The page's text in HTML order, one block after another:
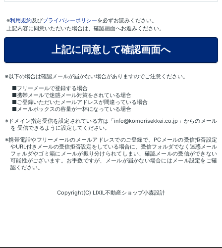
※利用規約及びプライバシーポリシーを必ずお読みください。
上記内容に同意いただいた場合は、確認画面へお進みください。
※以下の場合は確認メールが届かない場合がありますのでご注意ください。
■フリーメールで登録する場合
■携帯メールで迷惑メール対策をされている場合
■ご登録いただいたメールアドレスが間違っている場合
■メールボックスの容量が一杯になっている場合
※ドメイン指定受信を設定されている方は「info@komorisekkei.co.jp」からのメール
を 受信できるように設定してください。
※携帯電話やフリーメールのメールアドレスでのご登録で、PCメールの受信拒否設定
やURL付きメールの受信拒否設定をしている場合に、受信フォルダでなく迷惑メール
フォルダやゴミ箱にメールが振り分けられてしまい、確認メールの受信ができない
可能性がございます。お手数ですが、メールが届かない場合にはメール設定をご確
認ください。
Copyright(C) LIXIL不動産ショップ小森設計